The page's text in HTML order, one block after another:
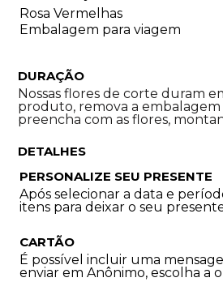
Rosa Vermelhas
Embalagem para viagem
DURAÇÃO
Nossas flores de corte duram
produto, remova a embalagem
preencha com as flores,
DETALHES
PERSONALIZE SEU PRESENTE
Após selecionar a data e
itens para deixar o seu
CARTÃO
É possível incluir uma
enviar em Anônimo, escolha a